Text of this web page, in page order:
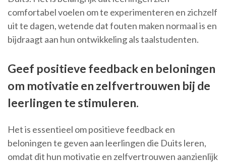
comfortabel voelen om te experimenteren en zichzelf
uit te dagen, wetende dat fouten maken normaal is en
bijdraagt aan hun ontwikkeling als taalstudenten.
Geef positieve feedback en beloningen
om motivatie en zelfvertrouwen bij de
leerlingen te stimuleren.
Het is essentieel om positieve feedback en
beloningen te geven aan leerlingen die Duits leren,
omdat dit hun motivatie en zelfvertrouwen aanzienlijk